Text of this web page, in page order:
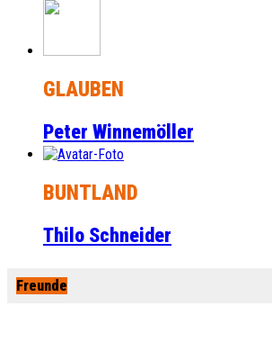
GLAUBEN
Peter Winnemöller
BUNTLAND
Thilo Schneider
Freunde